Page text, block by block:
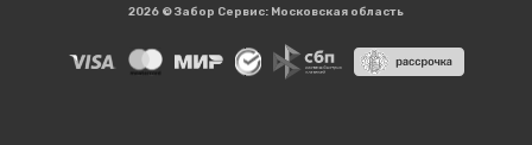
2026 © Забор Сервис: Московская область